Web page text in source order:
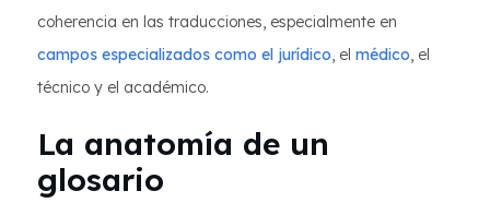
coherencia en las traducciones, especialmente en
campos especializados como el jurídico, el médico, el
técnico y el académico.
La anatomía de un
glosario